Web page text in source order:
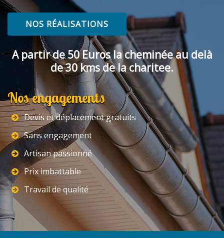
NOS RÉALISATIONS
A partir de 50 Euros la cheminée au delà
de 30 kms de la charitee.
Nos engagements
Devis et déplacement gratuits
Sans engagement
Artisan passionné
Prix imbattable
Travail de qualité